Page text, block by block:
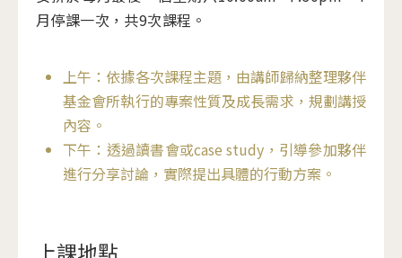
月停課一次，共9次課程。
上午：依據各次課程主題，由講師歸納整理夥伴
基金會所執行的專案性質及成長需求，規劃講授
內容。
下午：透過讀書會或case study，引導參加夥伴
進行分享討論，實際提出具體的行動方案。
上課地點